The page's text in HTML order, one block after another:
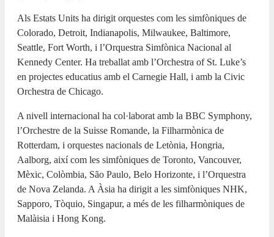
Als Estats Units ha dirigit orquestes com les simfòniques de
Colorado, Detroit, Indianapolis, Milwaukee, Baltimore,
Seattle, Fort Worth, i l’Orquestra Simfònica Nacional al
Kennedy Center. Ha treballat amb l’Orchestra of St. Luke’s
en projectes educatius amb el Carnegie Hall, i amb la Civic
Orchestra de Chicago.
A nivell internacional ha col·laborat amb la BBC Symphony,
l’Orchestre de la Suisse Romande, la Filharmònica de
Rotterdam, i orquestes nacionals de Letònia, Hongria,
Aalborg, així com les simfòniques de Toronto, Vancouver,
Mèxic, Colòmbia, São Paulo, Belo Horizonte, i l’Orquestra
de Nova Zelanda. A Àsia ha dirigit a les simfòniques NHK,
Sapporo, Tòquio, Singapur, a més de les filharmòniques de
Malàisia i Hong Kong.